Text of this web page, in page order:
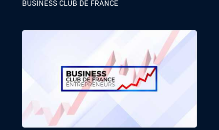
BUSINESS CLUB DE FRANCE